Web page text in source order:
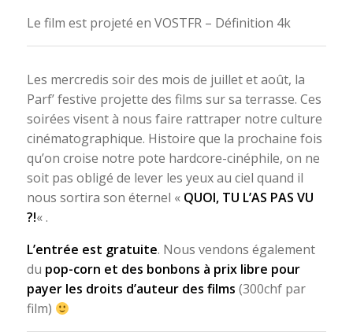
Le film est projeté en VOSTFR – Définition 4k
Les mercredis soir des mois de juillet et août, la
Parf’ festive projette des films sur sa terrasse. Ces
soirées visent à nous faire rattraper notre culture
cinématographique. Histoire que la prochaine fois
qu’on croise notre pote hardcore-cinéphile, on ne
soit pas obligé de lever les yeux au ciel quand il
nous sortira son éternel « QUOI, TU L’AS PAS VU
?!« .
L’entrée est gratuite. Nous vendons également
du pop-corn et des bonbons à prix libre pour
payer les droits d’auteur des films (300chf par
film)